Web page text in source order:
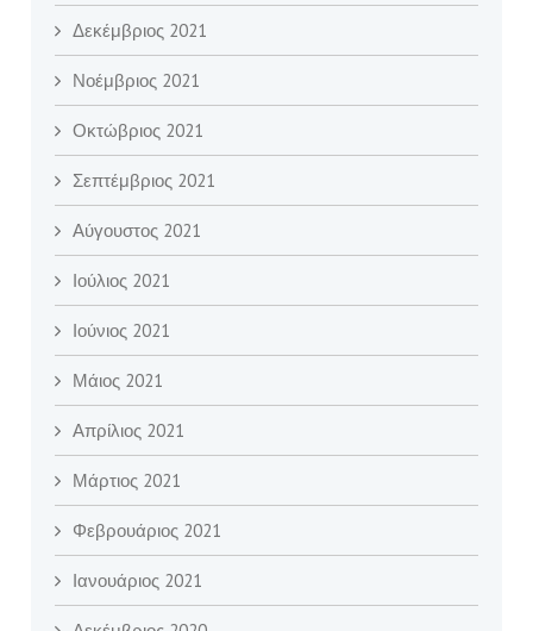
Δεκέμβριος 2021
Νοέμβριος 2021
Οκτώβριος 2021
Σεπτέμβριος 2021
Αύγουστος 2021
Ιούλιος 2021
Ιούνιος 2021
Μάιος 2021
Απρίλιος 2021
Μάρτιος 2021
Φεβρουάριος 2021
Ιανουάριος 2021